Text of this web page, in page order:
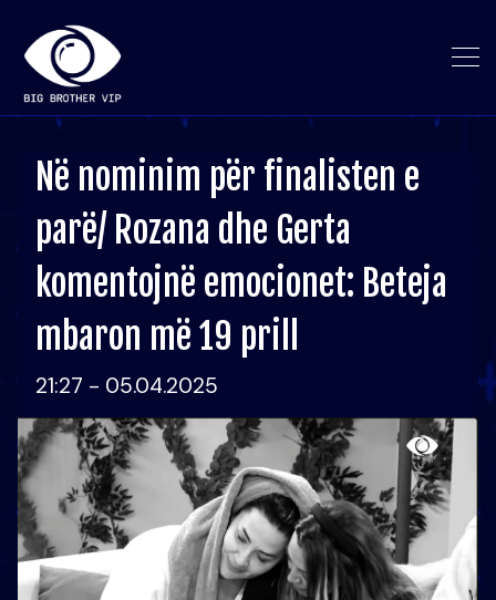
Në nominim për finalisten e
parë/ Rozana dhe Gerta
komentojnë emocionet: Beteja
mbaron më 19 prill
21:27 - 05.04.2025